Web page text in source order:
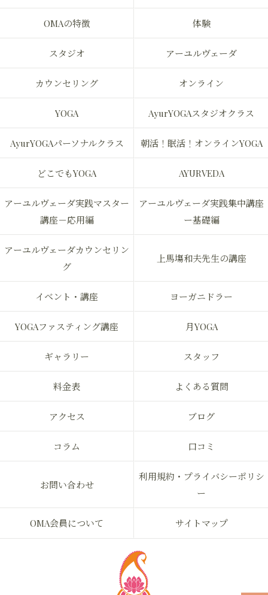
OMAの特徴 体験
スタジオ アーユルヴェーダ
カウンセリング オンライン
YOGA AyurYOGAスタジオクラス
AyurYOGAパーソナルクラス 朝活！眠活！オンラインYOGA
どこでもYOGA AYURVEDA
アーユルヴェーダ実践マスター
講座－応用編
アーユルヴェーダ実践集中講座
ー基礎編
アーユルヴェーダカウンセリン
グ
上馬塲和夫先生の講座
イベント・講座 ヨーガニドラー
YOGAファスティング講座 月YOGA
ギャラリー スタッフ
料金表 よくある質問
アクセス ブログ
コラム 口コミ
お問い合わせ
利用規約・プライバシーポリシ
ー
OMA会員について サイトマップ